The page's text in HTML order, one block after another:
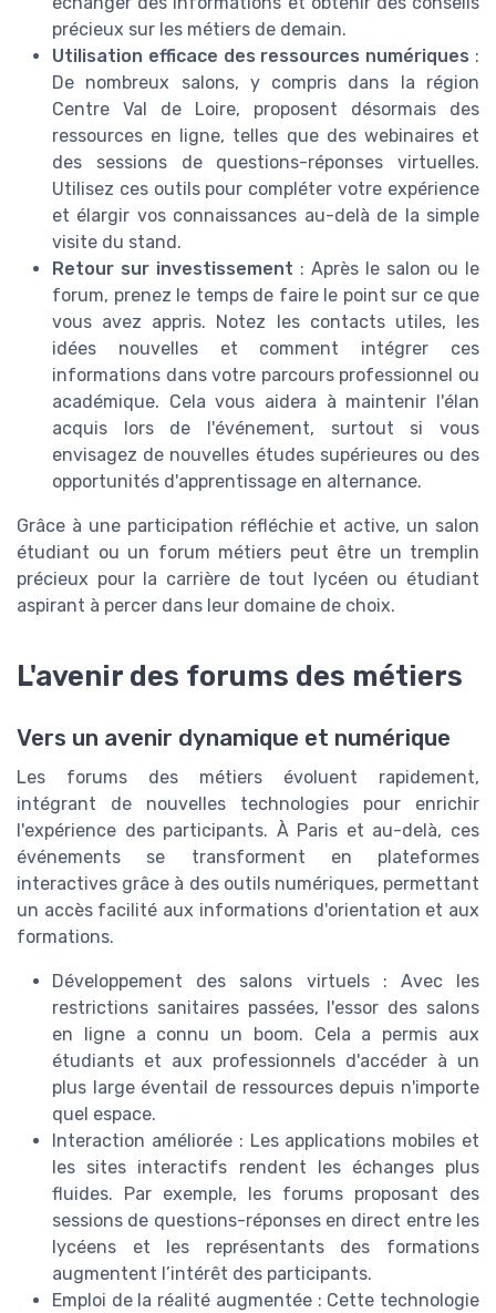
précieux sur les métiers de demain.
Utilisation efficace des ressources numériques :
De nombreux salons, y compris dans la région
Centre Val de Loire, proposent désormais des
ressources en ligne, telles que des webinaires et
des sessions de questions-réponses virtuelles.
Utilisez ces outils pour compléter votre expérience
et élargir vos connaissances au-delà de la simple
visite du stand.
Retour sur investissement : Après le salon ou le
forum, prenez le temps de faire le point sur ce que
vous avez appris. Notez les contacts utiles, les
idées nouvelles et comment intégrer ces
informations dans votre parcours professionnel ou
académique. Cela vous aidera à maintenir l'élan
acquis lors de l'événement, surtout si vous
envisagez de nouvelles études supérieures ou des
opportunités d'apprentissage en alternance.
Grâce à une participation réfléchie et active, un salon
étudiant ou un forum métiers peut être un tremplin
précieux pour la carrière de tout lycéen ou étudiant
aspirant à percer dans leur domaine de choix.
L'avenir des forums des métiers
Vers un avenir dynamique et numérique
Les forums des métiers évoluent rapidement,
intégrant de nouvelles technologies pour enrichir
l'expérience des participants. À Paris et au-delà, ces
événements se transforment en plateformes
interactives grâce à des outils numériques, permettant
un accès facilité aux informations d'orientation et aux
formations.
Développement des salons virtuels : Avec les
restrictions sanitaires passées, l'essor des salons
en ligne a connu un boom. Cela a permis aux
étudiants et aux professionnels d'accéder à un
plus large éventail de ressources depuis n'importe
quel espace.
Interaction améliorée : Les applications mobiles et
les sites interactifs rendent les échanges plus
fluides. Par exemple, les forums proposant des
sessions de questions-réponses en direct entre les
lycéens et les représentants des formations
augmentent l’intérêt des participants.
Emploi de la réalité augmentée : Cette technologie